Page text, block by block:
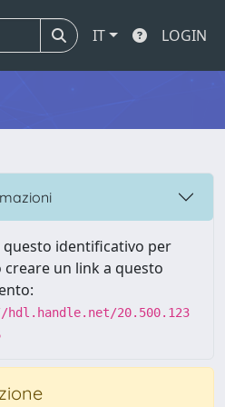
IT LOGIN
questo identificativo per
creare un link a questo
20.500.123